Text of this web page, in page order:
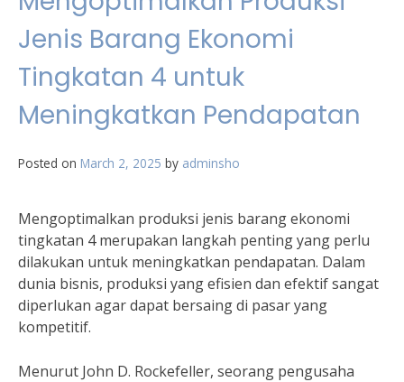
Jenis Barang Ekonomi
Tingkatan 4 untuk
Meningkatkan Pendapatan
Posted on March 2, 2025 by adminsho
Mengoptimalkan produksi jenis barang ekonomi
tingkatan 4 merupakan langkah penting yang perlu
dilakukan untuk meningkatkan pendapatan. Dalam
dunia bisnis, produksi yang efisien dan efektif sangat
diperlukan agar dapat bersaing di pasar yang
kompetitif.
Menurut John D. Rockefeller, seorang pengusaha